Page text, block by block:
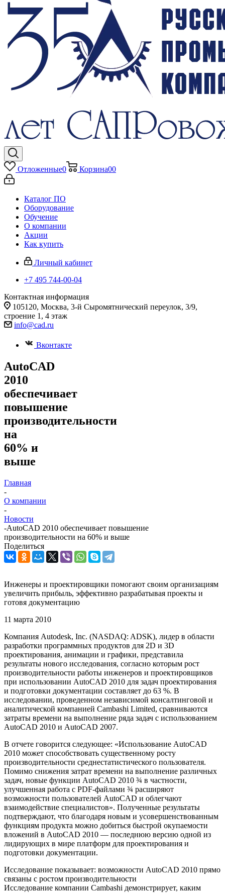
Отложенные0 Корзина00
Каталог ПО
Оборудование
Обучение
О компании
Акции
Как купить
Личный кабинет
+7 495 744-00-04
Контактная информация
105120, Москва, 3-й Сыромятнический переулок, 3/9,
строение 1, 4 этаж
info@cad.ru
Вконтакте
AutoCAD
2010
обеспечивает
повышение
производительности
на
60% и
выше
Главная
-
О компании
-
Новости
-AutoCAD 2010 обеспечивает повышение
производительности на 60% и выше
Поделиться
Инженеры и проектировщики помогают своим организациям
увеличить прибыль, эффективно разрабатывая проекты и
готовя документацию
11 марта 2010
Компания Autodesk, Inc. (NASDAQ: ADSK), лидер в области
разработки программных продуктов для 2D и 3D
проектирования, анимации и графики, представила
результаты нового исследования, согласно которым рост
производительности работы инженеров и проектировщиков
при использовании AutoCAD 2010 для задач проектирования
и подготовки документации составляет до 63 %. В
исследовании, проведенном независимой консалтинговой и
аналитической компанией Cambashi Limited, сравниваются
затраты времени на выполнение ряда задач с использованием
AutoCAD 2010 и AutoCAD 2007.
В отчете говорится следующее: «Использование AutoCAD
2010 может способствовать существенному росту
производительности среднестатистического пользователя.
Помимо снижения затрат времени на выполнение различных
задач, новые функции AutoCAD 2010 ¾ в частности,
улучшенная работа с PDF-файлами ¾ расширяют
возможности пользователей AutoCAD и облегчают
взаимодействие специалистов». Полученные результаты
подтверждают, что благодаря новым и усовершенствованным
функциям продукта можно добиться быстрой окупаемости
вложений в AutoCAD 2010 — последнюю версию одной из
лидирующих в мире платформ для проектирования и
подготовки документации.
Исследование показывает: возможности AutoCAD 2010 прямо
связаны с ростом производительности
Исследование компании Cambashi демонстрирует, каким